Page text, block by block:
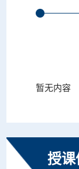
暂无内容
授课